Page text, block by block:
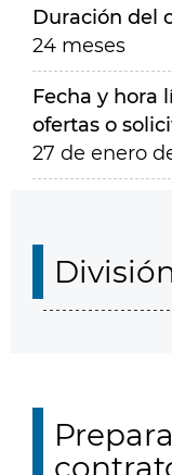
Duración del
24 meses
Fecha y hora
ofertas o
27 de enero